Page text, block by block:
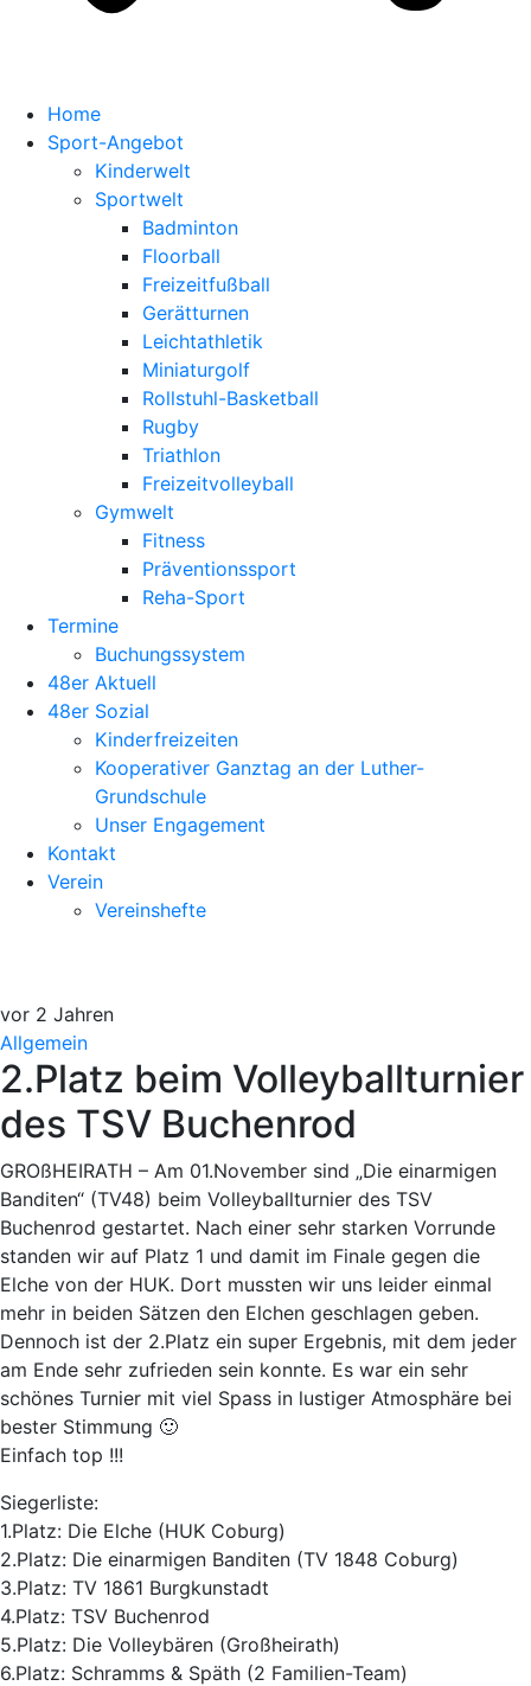
Home
Sport-Angebot
Kinderwelt
Sportwelt
Badminton
Floorball
Freizeitfußball
Gerätturnen
Leichtathletik
Miniaturgolf
Rollstuhl-Basketball
Rugby
Triathlon
Freizeitvolleyball
Gymwelt
Fitness
Präventionssport
Reha-Sport
Termine
Buchungssystem
48er Aktuell
48er Sozial
Kinderfreizeiten
Kooperativer Ganztag an der Luther-
Grundschule
Unser Engagement
Kontakt
Verein
Vereinshefte
vor 2 Jahren
Allgemein
2.Platz beim Volleyballturnier
des TSV Buchenrod
GROßHEIRATH – Am 01.November sind „Die einarmigen
Banditen“ (TV48) beim Volleyballturnier des TSV
Buchenrod gestartet. Nach einer sehr starken Vorrunde
standen wir auf Platz 1 und damit im Finale gegen die
Elche von der HUK. Dort mussten wir uns leider einmal
mehr in beiden Sätzen den Elchen geschlagen geben.
Dennoch ist der 2.Platz ein super Ergebnis, mit dem jeder
am Ende sehr zufrieden sein konnte. Es war ein sehr
schönes Turnier mit viel Spass in lustiger Atmosphäre bei
bester Stimmung 🙂
Einfach top !!!
Siegerliste:
1.Platz: Die Elche (HUK Coburg)
2.Platz: Die einarmigen Banditen (TV 1848 Coburg)
3.Platz: TV 1861 Burgkunstadt
4.Platz: TSV Buchenrod
5.Platz: Die Volleybären (Großheirath)
6.Platz: Schramms & Späth (2 Familien-Team)